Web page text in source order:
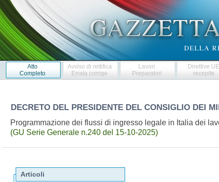
Atto
Completo
Avviso di rettifica
Errata corrige
Lavori
Preparatori
Direttive
recepite
DECRETO DEL PRESIDENTE DEL CONSIGLIO DEI
Programmazione dei flussi di ingresso legale in Italia dei
(GU Serie Generale n.240 del 15-10-2025)